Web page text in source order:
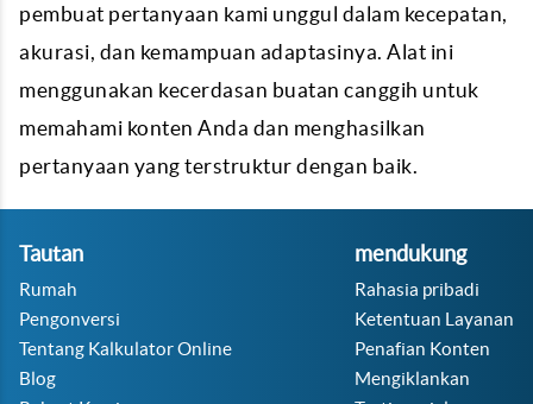
pembuat pertanyaan kami unggul dalam kecepatan,
akurasi, dan kemampuan adaptasinya. Alat ini
menggunakan kecerdasan buatan canggih untuk
memahami konten Anda dan menghasilkan
pertanyaan yang terstruktur dengan baik.
Tautan
Rumah
Pengonversi
Tentang Kalkulator Online
Blog
mendukung
Rahasia pribadi
Ketentuan Layanan
Penafian Konten
Mengiklankan